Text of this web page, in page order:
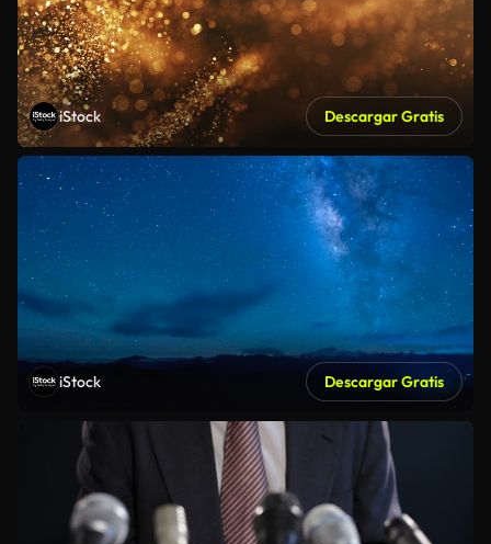
iStock Descargar Gratis
iStock Descargar Gratis